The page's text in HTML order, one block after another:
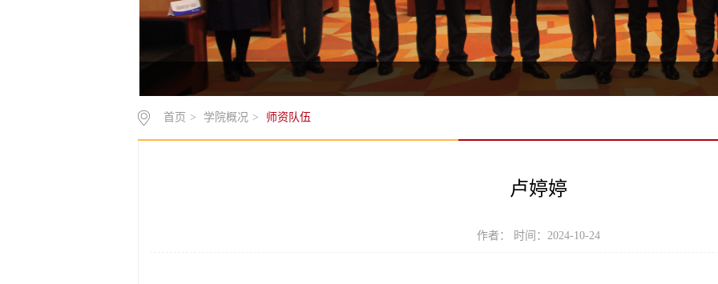
首页 > 学院概况 > 师资队伍
卢婷婷
作者： 时间：2024-10-24